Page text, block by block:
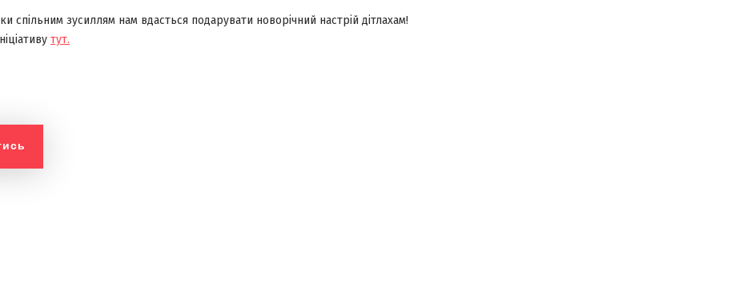
спільним зусиллям нам вдасться подарувати новорічний настрій дітлахам!
тут.